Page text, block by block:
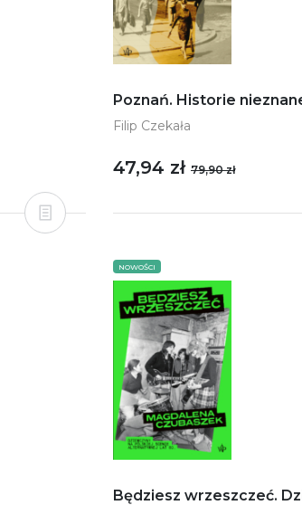
Poznań. Historie
Filip Czekała
47,94 zł 79,90 zł
NOWOŚCI
Będziesz wrzeszczeć.